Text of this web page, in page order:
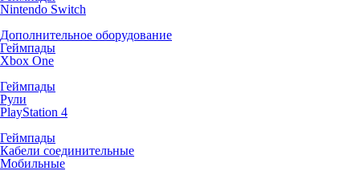
Nintendo Switch
Дополнительное оборудование
Геймпады
Xbox One
Геймпады
Рули
PlayStation 4
Геймпады
Кабели соединительные
Мобильные